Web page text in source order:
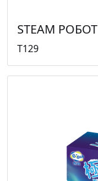
STEAM РОБОТ
T129